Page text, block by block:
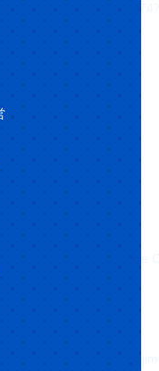
uploads/2021/08/
ーンサービス岡崎</p>